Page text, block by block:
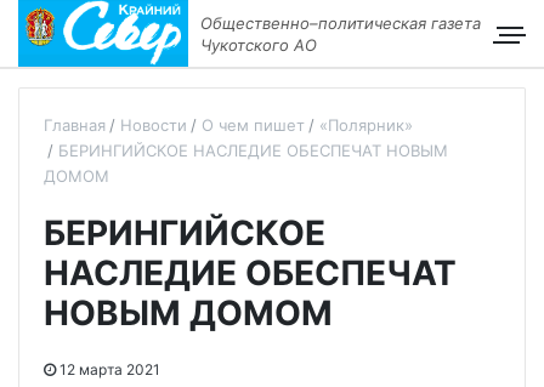
Общественно–политическая газета
Чукотского АО
Главная Новости О чем пишет
«Полярник»
БЕРИНГИЙСКОЕ НАСЛЕДИЕ ОБЕСПЕЧАТ НОВЫМ
ДОМОМ
БЕРИНГИЙСКОЕ
НАСЛЕДИЕ ОБЕСПЕЧАТ
НОВЫМ ДОМОМ
12 марта 2021